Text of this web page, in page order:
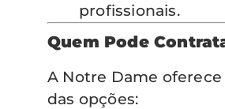
profissionais.
Quem Pode
A Notre Dame
das opções: